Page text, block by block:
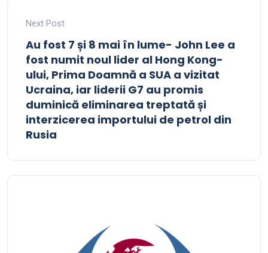
Next Post
Au fost 7 și 8 mai în lume- John Lee a
fost numit noul lider al Hong Kong-
ului, Prima Doamnă a SUA a vizitat
Ucraina, iar liderii G7 au promis
duminică eliminarea treptată și
interzicerea importului de petrol din
Rusia